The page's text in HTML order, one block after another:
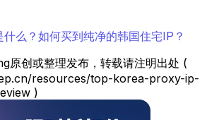
么？如何买到纯净的韩国住宅IP？
原创或整理发布，转载请注明出处 (
resources/top-korea-proxy-ip-
)